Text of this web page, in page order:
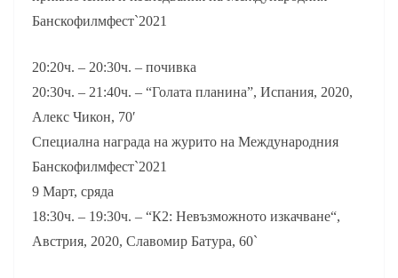
Банскофилмфест`2021
20:20ч. – 20:30ч. – почивка
20:30ч. – 21:40ч. – “Голата планина”, Испания, 2020,
Алекс Чикон, 70′
Специална награда на журито на Международния
Банскофилмфест`2021
9 Март, сряда
18:30ч. – 19:30ч. – “К2: Невъзможното изкачване“,
Австрия, 2020, Славомир Батура, 60`